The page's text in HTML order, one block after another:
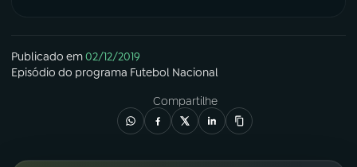
Publicado em02/12/2019
Episódio do programa Futebol Nacional
Compartilhe